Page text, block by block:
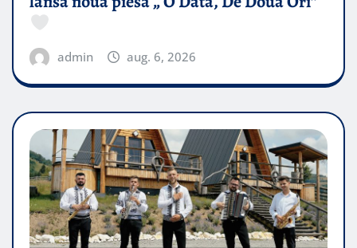
admin aug. 6, 2026